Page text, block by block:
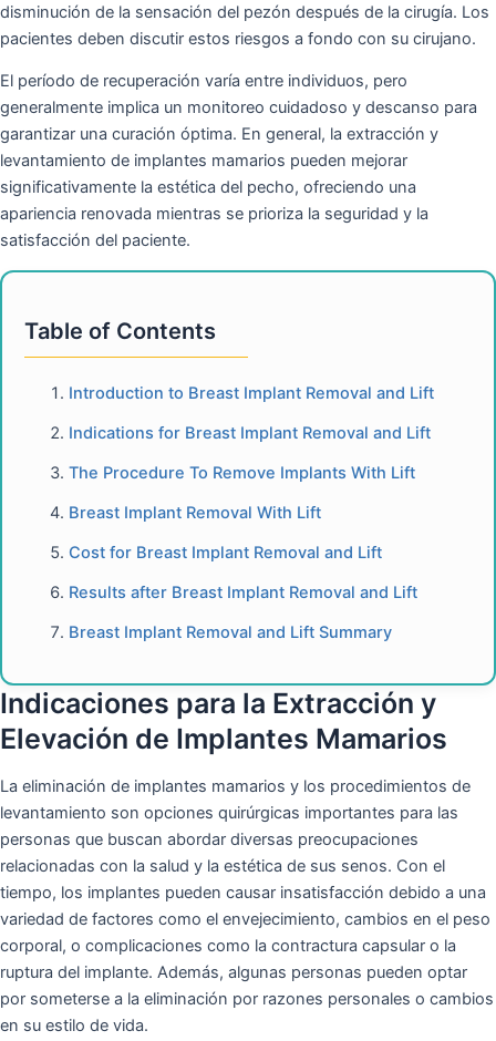
disminución de la sensación del pezón después de la cirugía. Los
pacientes deben discutir estos riesgos a fondo con su cirujano.
El período de recuperación varía entre individuos, pero
generalmente implica un monitoreo cuidadoso y descanso para
garantizar una curación óptima. En general, la extracción y
levantamiento de implantes mamarios pueden mejorar
significativamente la estética del pecho, ofreciendo una
apariencia renovada mientras se prioriza la seguridad y la
satisfacción del paciente.
Table of Contents
Introduction to Breast Implant Removal and Lift
Indications for Breast Implant Removal and Lift
The Procedure To Remove Implants With Lift
Breast Implant Removal With Lift
Cost for Breast Implant Removal and Lift
Results after Breast Implant Removal and Lift
Breast Implant Removal and Lift Summary
Indicaciones para la Extracción y
Elevación de Implantes Mamarios
La eliminación de implantes mamarios y los procedimientos de
levantamiento son opciones quirúrgicas importantes para las
personas que buscan abordar diversas preocupaciones
relacionadas con la salud y la estética de sus senos. Con el
tiempo, los implantes pueden causar insatisfacción debido a una
variedad de factores como el envejecimiento, cambios en el peso
corporal, o complicaciones como la contractura capsular o la
ruptura del implante. Además, algunas personas pueden optar
por someterse a la eliminación por razones personales o cambios
en su estilo de vida.